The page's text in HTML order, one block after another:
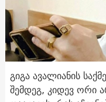
გიგა ავალიანის
შემდეგ, კიდევ ორი